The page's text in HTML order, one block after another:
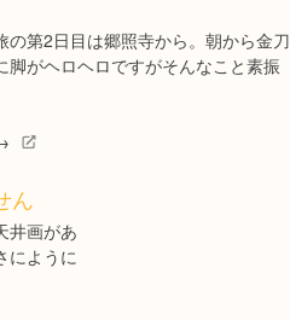
の第2日目は郷照寺から。朝から金刀
脚がヘロヘロですがそんなこと素振
ん
井画があ
にように